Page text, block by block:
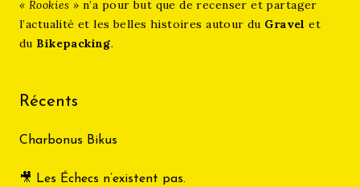
« Rookies »n’a pour but que de recenser et partager
l’actualité et les belles histoires autour du Gravel et
du Bikepacking.
Récents
Charbonus Bikus
🎥 Les Échecs n’existent pas.